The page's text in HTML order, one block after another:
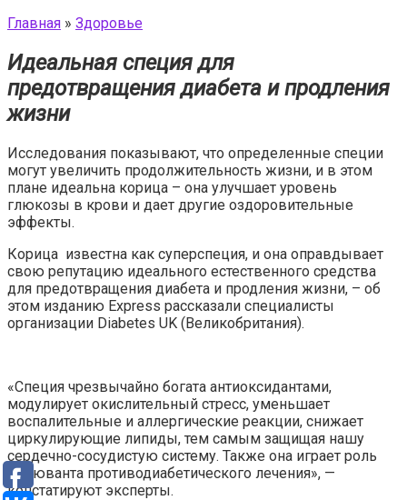
Главная » Здоровье
Идеальная специя для
предотвращения диабета и продления
жизни
Исследования показывают, что определенные специи
могут увеличить продолжительность жизни, и в этом
плане идеальна корица – она улучшает уровень
глюкозы в крови и дает другие оздоровительные
эффекты.
Корица известна как суперспеция, и она оправдывает
свою репутацию идеального естественного средства
для предотвращения диабета и продления жизни, – об
этом изданию Express рассказали специалисты
организации Diabetes UK (Великобритания).
«Специя чрезвычайно богата антиоксидантами,
модулирует окислительный стресс, уменьшает
воспалительные и аллергические реакции, снижает
циркулирующие липиды, тем самым защищая нашу
сердечно-сосудистую систему. Также она играет роль
адъюванта противодиабетического лечения», —
констатируют эксперты.